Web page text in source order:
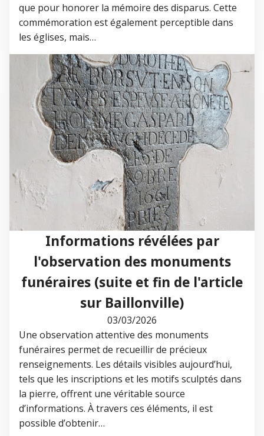
que pour honorer la mémoire des disparus. Cette
commémoration est également perceptible dans
les églises, mais…
Informations révélées par
l'observation des monuments
funéraires (suite et fin de l'article
sur Baillonville)
03/03/2026
Une observation attentive des monuments
funéraires permet de recueillir de précieux
renseignements. Les détails visibles aujourd’hui,
tels que les inscriptions et les motifs sculptés dans
la pierre, offrent une véritable source
d’informations. À travers ces éléments, il est
possible d’obtenir…